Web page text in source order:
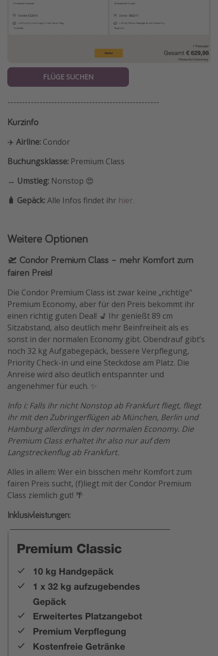
FLÜGE SUCHEN
----------------------------------------------------
Kurzinfo
✈️ Airline: Condor
Buchungsklasse: Premium Class
↔️ Umstieg: Nonstop 😍
🧳 Gepäck:Alle Infos findet ihr hier.
Weitere Optionen
🛫 Condor Premium Class – mehr Komfort zum
fairen Preis!
Die Condor Premium Class ist zwar keine „richtige“
Premium Economy, aber für den Preis bekommt ihr
einen richtig guten Deal! 💺 Ihr genießt 89 cm
Sitzabstand, also deutlich mehr Beinfreiheit als es
sonst in der normalen Economy gibt. Obendrauf gibt’s
noch 32 kg Aufgabegepäck, bessere Verpflegung,
Priority Check-in und eine Steckdose am Platz. Die
Anreise wird also deutlich entspannter und
angenehmer für euch. ✨
Info ℹ️: Falls ihr nicht Nonstop ab Frankfurt fliegt, fliegt
ihr mit den Zubringerflügen ab München, Berlin und
Hamburg allerdings in der normalen Economy. Die
Premium Class erhaltet ihr also nur auf dem
Langstreckenflug ab Frankfurt.
Alles in allem: Wer ein bisschen mehr Komfort zum
fairen Preis sucht, (f)liegt mit der Condor Premium
Class ziemlich gut! 🌴
Inklusivleistungen: